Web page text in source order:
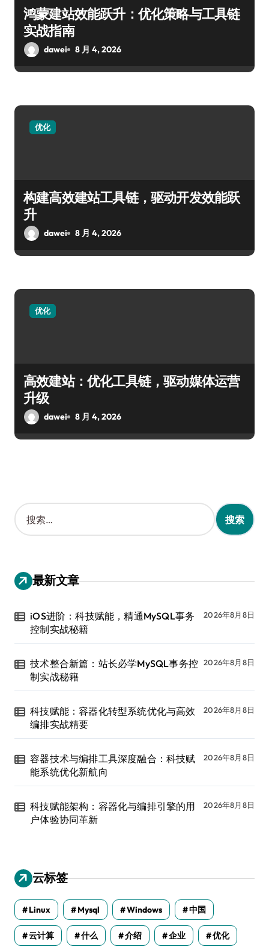
鸿蒙建站效能跃升：优化策略与工具链
实战指南
dawei 8 月 4, 2026
优化
构建高效建站工具链，驱动开发效能跃
升
dawei 8 月 4, 2026
优化
高效建站：优化工具链，驱动媒体运营
升级
dawei 8 月 4, 2026
搜
索
：
最新文章
iOS进阶：科技赋能，精通MySQL事务
控制实战秘籍
2026年8月8日
技术整合新篇：站长必学MySQL事务控
制实战秘籍
2026年8月8日
科技赋能：容器化转型系统优化与高效
编排实战精要
2026年8月8日
容器技术与编排工具深度融合：科技赋
能系统优化新航向
2026年8月8日
科技赋能架构：容器化与编排引擎的用
户体验协同革新
2026年8月8日
云标签
Linux Mysql Windows 中国
云计算 什么 介绍 企业 优化